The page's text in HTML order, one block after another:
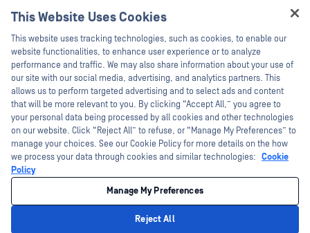
Ausbildung
Programm zur Behebung von
Sicherheitslücken
Partner
Zertifizierung
Technologie-Partner
Partner Programm
Datenblätter
Weiße Papiere
Kostenlose Tools
©2026 OPSWAT . Alle Rechte vorbehalten. OPSWAT, MetaDefender, Metascan,
MetaAccess, das OPSWAT , Trust no File. Trust No Device., OPSWAT , Protecting the
World's Critical Infrastructure, Deep CDR™ Technology, InQuest, das InQuest-Logo,
DFI, RetroHunt, Deep File Inspection und Join the Hunt sind Marken von OPSWAT .
Marken von Drittanbietern sind Eigentum ihrer jeweiligen Inhaber.
Cookie-Präferenzen verwalten
Entscheidungen zum Datenschutz in Kalifornien
This Website Uses Cookies
This website uses tracking technologies, such as cookies, to enable our
website functionalities, to enhance user experience or to analyze
performance and traffic. We may also share information about your use of
our site with our social media, advertising, and analytics partners. This
allows us to perform targeted advertising and to select ads and content
that will be more relevant to you. By clicking “Accept All,” you agree to
your personal data being processed by all cookies and other technologies
on our website. Click “Reject All” to refuse, or “Manage My Preferences” to
manage your choices. See our Cookie Policy for more details on the how
we process your data through cookies and similar technologies: Cookie
Policy
Manage My Preferences
Reject All
Hey there!
I'm Ozzy, your OPSWAT virtual assistant.
How can I help you secure what's critical
today?